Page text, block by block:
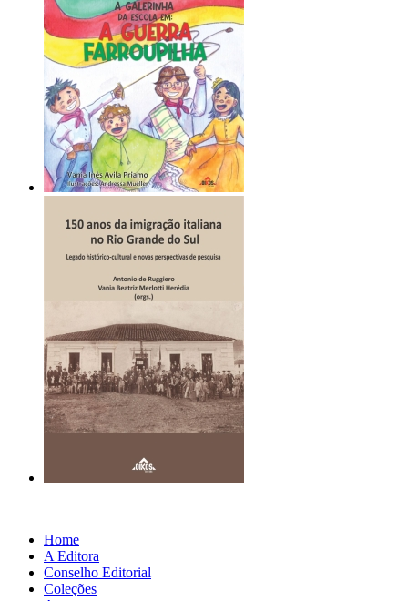
Home
A Editora
Conselho Editorial
Coleções